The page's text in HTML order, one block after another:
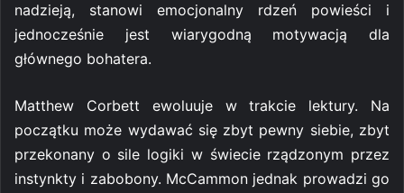
nadzieją, stanowi emocjonalny rdzeń powieści i
jednocześnie jest wiarygodną motywacją dla
głównego bohatera.
Matthew Corbett ewoluuje w trakcie lektury. Na
początku może wydawać się zbyt pewny siebie, zbyt
przekonany o sile logiki w świecie rządzonym przez
instynkty i zabobony. McCammon jednak prowadzi go